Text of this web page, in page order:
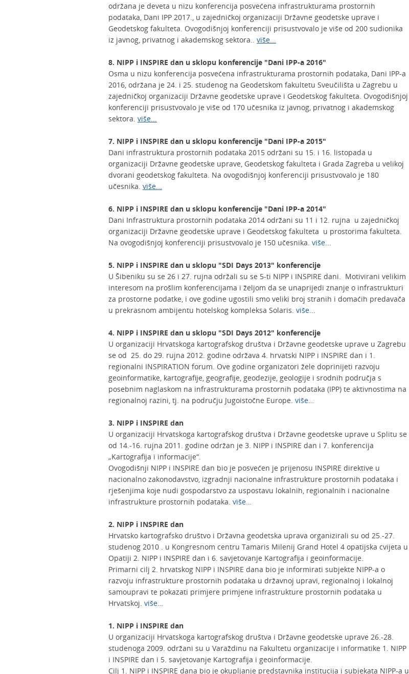
održana je deveta u nizu konferencija posvećena infrastrukturama prostornih
podataka, Dani IPP 2017., u zajedničkoj organizaciji Državne geodetske uprave i
Geodetskog fakulteta. Ovogodišnjoj konferenciji prisustvovalo je više od 200 sudionika
iz javnog, privatnog i akademskog sektora.. više...
8. NIPP i INSPIRE dan u sklopu konferencije "Dani IPP-a 2016"
Osma u nizu konferencija posvećena infrastrukturama prostornih podataka, Dani IPP-a
2016, održana je 24. i 25. studenog na Geodetskom fakultetu Sveučilišta u Zagrebu u
zajedničkoj organizaciji Državne geodetske uprave i Geodetskog fakulteta. Ovogodišnjoj
konferenciji prisustvovalo je više od 170 učesnika iz javnog, privatnog i akademskog
sektora. više...
7. NIPP i INSPIRE dan u sklopu konferencije "Dani IPP-a 2015"
Dani infrastruktura prostornih podataka 2015 održani su 15. i 16. listopada u
organizaciji Državne geodetske uprave, Geodetskog fakulteta i Grada Zagreba u velikoj
dvorani geodetskog fakulteta. Na ovogodišnjoj konferenciji prisustvovalo je 180
učesnika. više...
6. NIPP i INSPIRE dan u sklopu konferencije "Dani IPP-a 2014"
Dani Infrastruktura prostornih podataka 2014 održani su 11 i 12. rujna u zajedničkoj
organizaciji Državne geodetske uprave i Geodetskog fakulteta u prostorima fakulteta.
Na ovogodišnjoj konferenciji prisustvovalo je 150 učesnika. više...
5. NIPP i INSPIRE dan u sklopu "SDI Days 2013" konferencije
U Šibeniku su se 26 i 27. rujna održali su se 5-ti NIPP i INSPIRE dani. Motivirani velikim
interesom na prošlim konferencijama i željom da se unaprijedi znanje o infrastrukturi
za prostorne podatke, i ove godine ugostili smo veliki broj stranih i domaćih predavača
u prekrasnom ambijentu hotelskog kompleksa Solaris. više...
4. NIPP i INSPIRE dan u sklopu "SDI Days 2012" konferencije
U organizaciji Hrvatskoga kartografskog društva i Državne geodetske uprave u Zagrebu
se od 25. do 29. rujna 2012. godine održava 4. hrvatski NIPP i INSPIRE dan i 1.
regionalni INSPIRATION forum. Ove godine organizatori žele doprinijeti razvoju
geoinformatike, kartografije, geografije, geodezije, geologije i srodnih područja s
posebnim naglaskom na infrastrukturama prostornih podataka (IPP) te aktivnostima na
regionalnoj razini, tj. na području Jugoistočne Europe. više…
3. NIPP i INSPIRE dan
U organizaciji Hrvatskoga kartografskog društva i Državne geodetske uprave u Splitu se
od 14.-16. rujna 2011. godine održan je 3. NIPP i INSPIRE dan i 7. konferencija
„Kartografija i informacije“.
Ovogodišnji NIPP i INSPIRE dan bio je posvećen je prijenosu INSPIRE direktive u
nacionalno zakonodavstvo, izgradnji nacionalne infrastrukture prostornih podataka i
rješenjima koje nudi gospodarstvo za uspostavu lokalnih, regionalnih i nacionalne
infrastrukture prostornih podataka. više…
2. NIPP i INSPIRE dan
Hrvatsko kartografsko društvo i Državna geodetska uprava organizirali su od 25.-27.
studenog 2010 . u Kongresnom centru Tamaris Milenij Grand Hotel 4 opatijska cvijeta u
Opatiji 2. NIPP i INSPIRE dan i 6. savjetovanje Kartografija i geoinformacije.
Primarni cilj 2. hrvatskog NIPP i INSPIRE dana bio je informirati subjekte NIPP-a o
razvoju infrastrukture prostornih podataka u državnoj upravi, regionalnoj i lokalnoj
samoupravi te pokazati primjere primjene infrastrukture prostornih podataka u
Hrvatskoj. više…
1. NIPP i INSPIRE dan
U organizaciji Hrvatskoga kartografskog društva i Državne geodetske uprave 26.-28.
studenoga 2009. održani su u Varaždinu na Fakultetu organizacije i informatike 1. NIPP
i INSPIRE dan i 5. savjetovanje Kartografija i geoinformacije.
Cilj 1. NIPP i INSPIRE dana bio je okupljanje predstavnika institucija i subjekata NIPP-a u